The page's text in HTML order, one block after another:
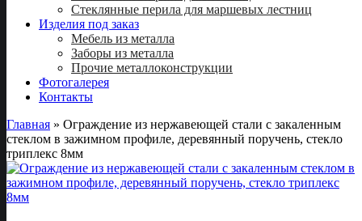
Стеклянные перила для маршевых лестниц
Изделия под заказ
Мебель из металла
Заборы из металла
Прочие металлоконструкции
Фотогалерея
Контакты
Главная » Ограждение из нержавеющей стали с закаленным
стеклом в зажимном профиле, деревянный поручень, стекло
триплекс 8мм